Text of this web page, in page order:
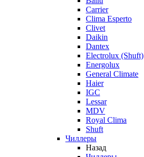
Carrier
Clima Esperto
Clivet
Daikin
Dantex
Electrolux (Shuft)
Energolux
General Climate
Haier
IGC
Lessar
MDV
Royal Clima
Shuft
Чиллеры
Назад